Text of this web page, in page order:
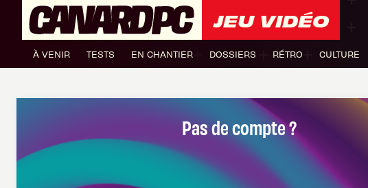
JEU VIDÉO
À VENIR TESTS EN CHANTIER DOSSIERS RÉTRO CULTURE
Pas de compte ?